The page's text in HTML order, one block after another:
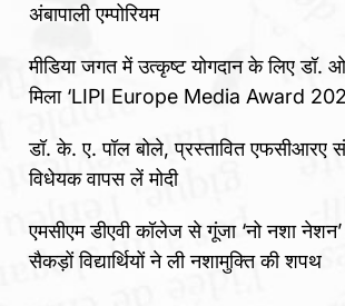
अंबापाली एम्पोरियम
मीडिया जगत में उत्कृष्ट योगदान के लिए डॉ.
मिला ‘LIPI Europe Media Award
डॉ. के. ए. पॉल बोले, प्रस्तावित एफसीआरए
विधेयक वापस लें मोदी
एमसीएम डीएवी कॉलेज से गूंजा ‘नो नशा
सैकड़ों विद्यार्थियों ने ली नशामुक्ति की शपथ